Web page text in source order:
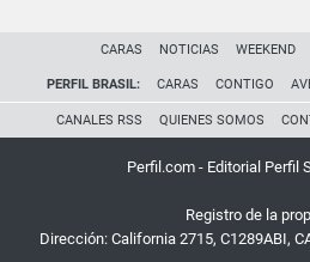
CARAS NOTICIAS WEEKEND
PERFIL BRASIL: CARAS CONTIGO
CANALES RSS QUIENES SOMOS
Perfil.com - Editorial Perfil
Registro de la
Dirección: California 2715, C1289ABI,